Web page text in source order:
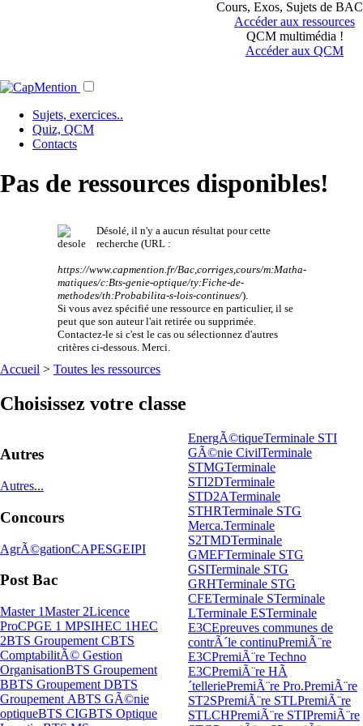
Cours, Exos, Sujets de
Accéder aux ressources
QCM multimédia !
Accéder aux QCM
Sujets, exercices..
Quiz, QCM
Contacts
Pas de ressources disponibles!
Désolé, il n'y a aucun résultat pour cette
recherche (URL :
https://www.capmention.fr/Bac,corriges,cours/m:Matha-
matiques/c:Bts-genie-optique/ty:Fiche-de-
methodes/th:Probabilita-s-lois-continues/).
Si vous avez spécifié une ressource en particulier, il se
peut que son auteur l'ait retirée ou supprimée.
Contactez-le si c'est le cas ou sélectionnez d'autres
critères ci-dessous. Merci.
Accueil > Toutes les ressources
Choisissez votre classe
Autres
Autres...
Concours
AgrÃ©gationCAPESGEIPI
Post Bac
Master 1Master 2Licence
ProCPGE 1 MPSIHEC 1HEC
2BTS Groupement CBTS
ComptabilitÃ© Gestion
OrganisationBTS Groupement
BBTS Groupement DBTS
Groupement ABTS GÃ©nie
optiqueBTS CIGBTS Optique
EnergÃ©tiqueTerminale STI
GÃ©nie CivilTerminale
STMGTerminale
STI2DTerminale
STD2ATerminale
STHRTerminale STG
Merca.Terminale
S2TMDTerminale
GMEFTerminale STG
GSITerminale STG
GRHTerminale STG
CFETerminale STerminale
LTerminale ESTerminale
E3CEpreuves communes de
contrÃ´le continuPremiÃ¨re
E3CPremiÃ¨re Techno
E3CPremiÃ¨re HÃ
´telleriePremiÃ¨re Pro.PremiÃ¨re
ST2SPremiÃ¨re STLPremiÃ¨re
STLCHPremiÃ¨re STIPremiÃ¨re